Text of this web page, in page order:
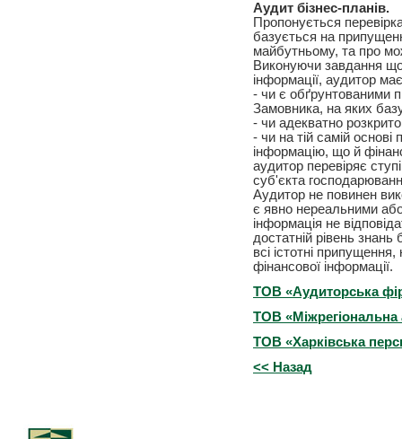
Аудит бізнес-планів.
Пропонується
базується на
майбутньому, та про
Виконуючи завдання
інформації, аудитор
- чи є обґрунтованими
Замовника, на яких
- чи адекватно
- чи на тій самій основі
інформацію, що й
аудитор перевіряє
суб'єкта
Аудитор не повинен
є явно нереальними
інформація не
достатній рівень
всі істотні припущення,
фінансової інформації.
ТОВ «Аудиторська
ТОВ «Міжрегіональна
ТОВ «Харківська
<< Назад